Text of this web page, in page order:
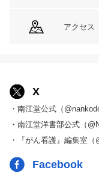
アクセス
X
・南江堂公式（
・南江堂洋書部公式（
・『がん看護』編集室（
Facebook